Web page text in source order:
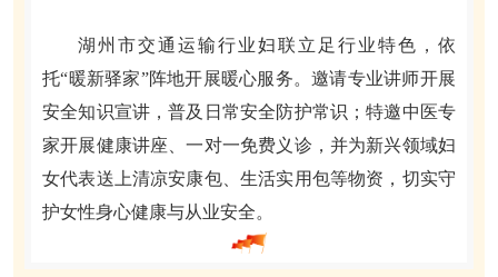
湖州市交通运输行业妇联立足行业特色，依
托“暖新驿家”阵地开展暖心服务。邀请专业讲师开展
安全知识宣讲，普及日常安全防护常识；特邀中医专
家开展健康讲座、一对一免费义诊，并为新兴领域妇
女代表送上清凉安康包、生活实用包等物资，切实守
护女性身心健康与从业安全。